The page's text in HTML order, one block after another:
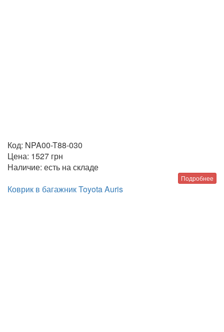
Код: NPA00-T88-030
Цена: 1527 грн
Наличие: есть на складе
Подробнее
Коврик в багажник Toyota Auris